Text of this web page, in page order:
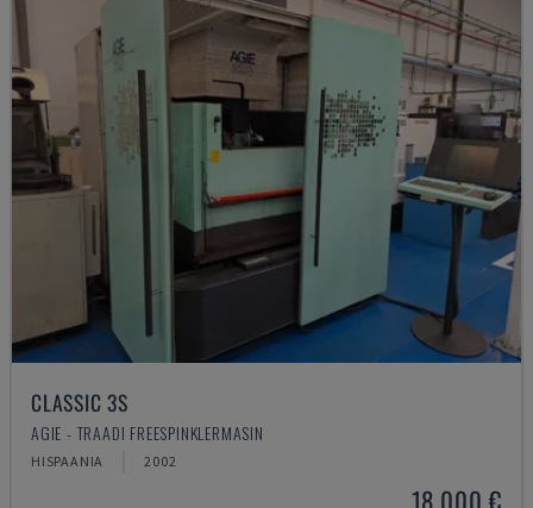
CLASSIC 3S
AGIE - TRAADI FREESPINKLERMASIN
HISPAANIA 2002
18.000 €